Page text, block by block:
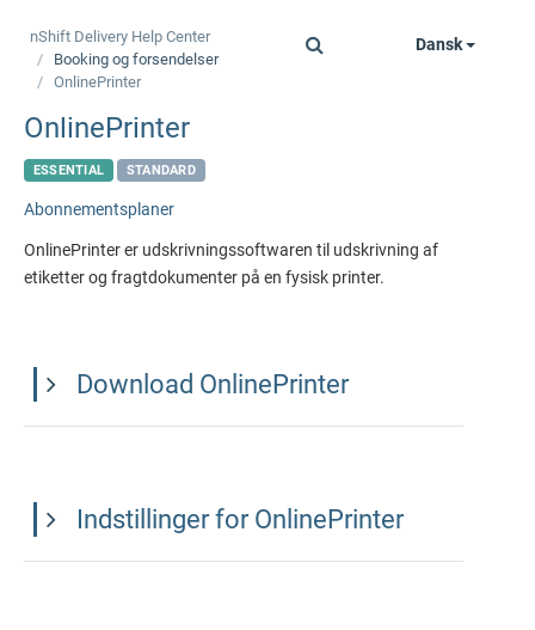
Dansk
nShift Delivery Help Center
Booking og forsendelser
OnlinePrinter
OnlinePrinter
ESSENTIAL STANDARD
Abonnementsplaner
OnlinePrinter er udskrivningssoftwaren til udskrivning af
etiketter og fragtdokumenter på en fysisk printer.
Download OnlinePrinter
Indstillinger for OnlinePrinter